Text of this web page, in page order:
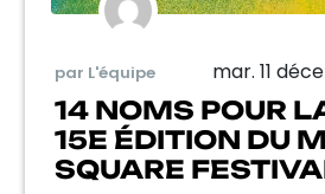
par L'équipe mar. 11
14 NOMS POUR
15E ÉDITION DU
SQUARE